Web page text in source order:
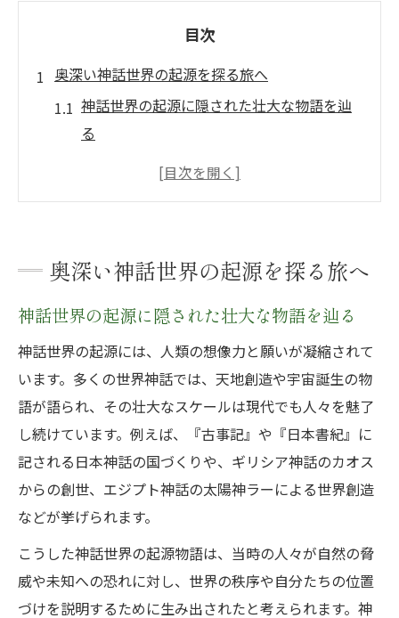
目次
奥深い神話世界の起源を探る旅へ
神話世界の起源に隠された壮大な物語を辿
る
世界の神話が語る始まりの共通点を探究す
神話一覧から見える世界共通のテーマとは
異文化に共通する神話の背景と秘密
神話世界に共通する価値観やモチーフを考
える
異文化の神話に現れる楽園や理想郷の象徴
神話が伝える人間と自然の関係の秘密を解
明
世界神話に見る英雄譚と伝承の共通性につ
いて
神話世界における神々の役割と文化的意義
とは
神話が語る世界観と現代への影響
奥深い神話世界の起源を探る旅へ
神話世界の起源に隠された壮大な物語を辿る
神話世界の起源には、人類の想像力と願いが凝縮されて
います。多くの世界神話では、天地創造や宇宙誕生の物
語が語られ、その壮大なスケールは現代でも人々を魅了
し続けています。例えば、『古事記』や『日本書紀』に
記される日本神話の国づくりや、ギリシア神話のカオス
からの創世、エジプト神話の太陽神ラーによる世界創造
などが挙げられます。
こうした神話世界の起源物語は、当時の人々が自然の脅
威や未知への恐れに対し、世界の秩序や自分たちの位置
づけを説明するために生み出されたと考えられます。神